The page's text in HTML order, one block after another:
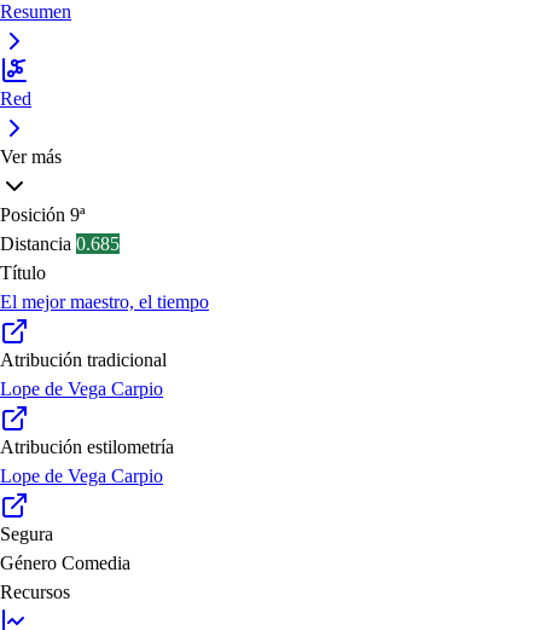
Resumen
Red
Ver más
Posición 9ª
Distancia 0.685
Título
El mejor maestro, el tiempo
Atribución tradicional
Lope de Vega Carpio
Atribución estilometría
Lope de Vega Carpio
Segura
Género Comedia
Recursos